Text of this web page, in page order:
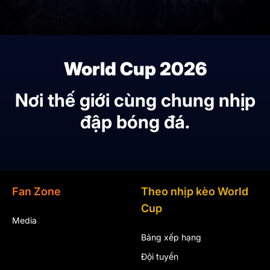
World Cup 2026
Nơi thế giới cùng chung nhịp
đập bóng đá.
Fan Zone
Media
Theo nhịp kèo World
Cup
Bảng xếp hạng
Đội tuyển